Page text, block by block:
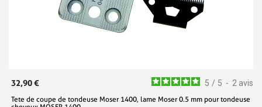
5 / 5 - 2 avis
32,90 €
Tete de coupe de tondeuse Moser 1400, lame Moser 0.5 mm pour tondeuse